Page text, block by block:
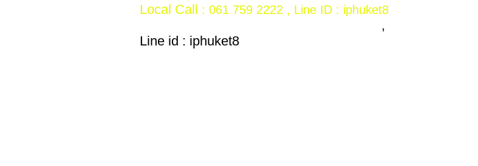
Local Call : 061 759 2222 , Line ID : iphuket8
,
Line id : iphuket8